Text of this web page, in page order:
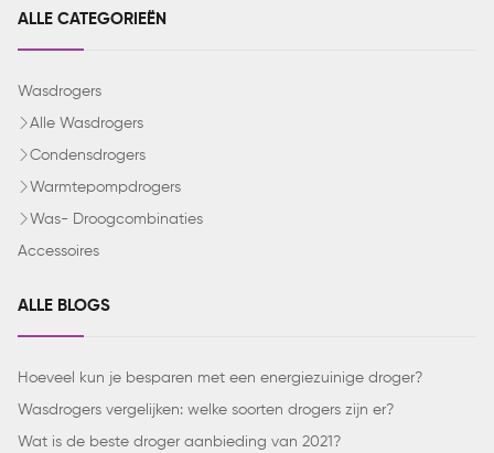
ALLE CATEGORIEËN
Wasdrogers
Alle Wasdrogers
Condensdrogers
Warmtepompdrogers
Was- Droogcombinaties
Accessoires
ALLE BLOGS
Hoeveel kun je besparen met een energiezuinige droger?
Wasdrogers vergelijken: welke soorten drogers zijn er?
Wat is de beste droger aanbieding van 2021?